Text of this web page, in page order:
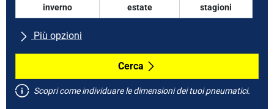
inverno
estate
stagioni
Più opzioni
Tutte le marche
Tipo di vettura
Cerca
Scopri come individuare le dimensioni dei tuoi pneumatici.